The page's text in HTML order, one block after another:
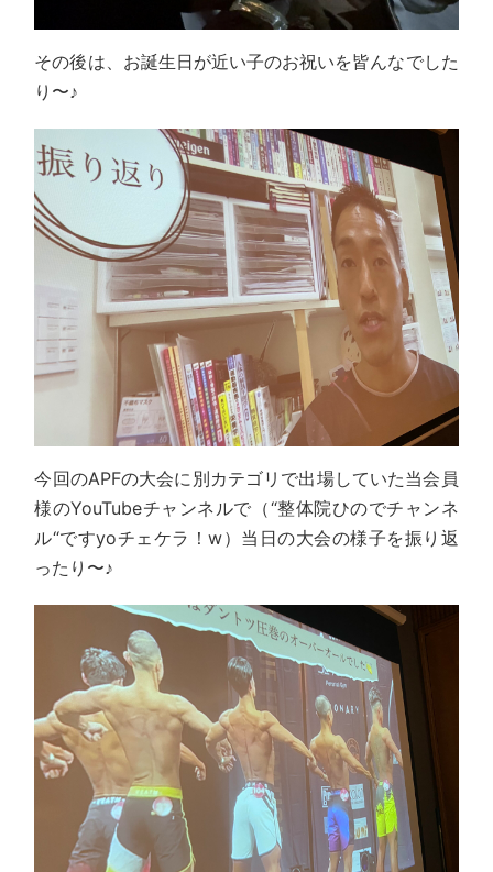
その後は、お誕生日が近い子のお祝いを皆んなでした
り〜♪
今回のAPFの大会に別カテゴリで出場していた当会員
様のYouTubeチャンネルで（“整体院ひのでチャンネ
ル“ですyoチェケラ！w）当日の大会の様子を振り返
ったり〜♪